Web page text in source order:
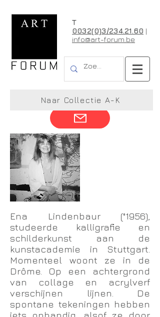
T
0032(0)3/234.21.60 |
info@art-forum.be
Ena Lindenbaur
Ena Lindenbaur (°1956),
studeerde kalligrafie en
schilderkunst aan de
kunstacademie in Stuttgart.
Momenteel woont ze in de
Drôme. Op een achtergrond
van collage en acrylverf
verschijnen lijnen. De
spontane tekeningen hebben
Naar Collectie A-K